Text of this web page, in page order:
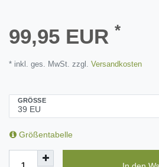
99,95 EUR *
* inkl. ges. MwSt. zzgl. Versandkosten
GRÖSSE
Größentabelle